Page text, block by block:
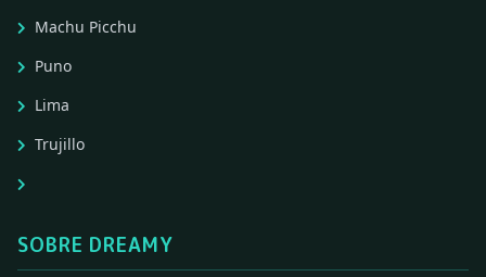
Machu Picchu
Puno
Lima
Trujillo
SOBRE DREAMY